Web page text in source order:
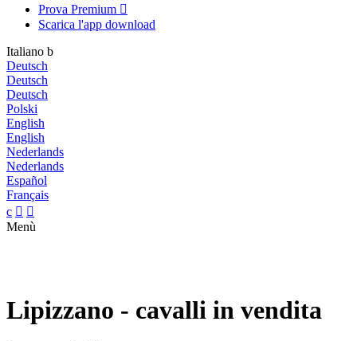
Prova Premium 
Scarica l'app download
Italiano b
Deutsch
Deutsch
Deutsch
Polski
English
English
Nederlands
Nederlands
Español
Français
c  
Menù
Lipizzano - cavalli in vendita